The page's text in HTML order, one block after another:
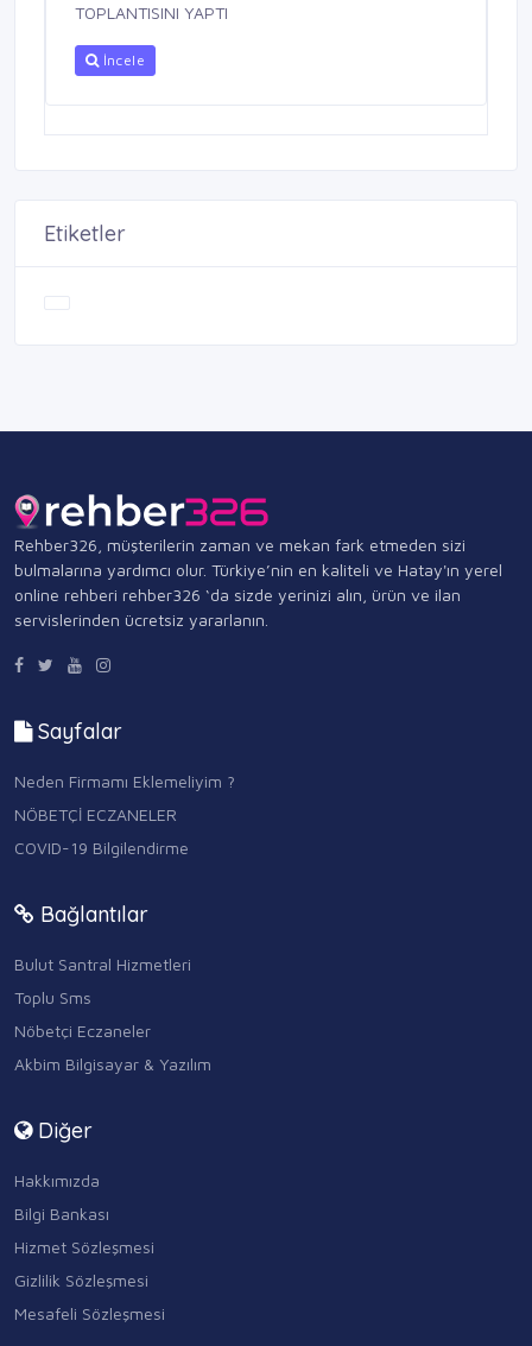
TOPLANTISINI YAPTI
İncele
Etiketler
Rehber326, müşterilerin zaman ve mekan fark etmeden sizi
bulmalarına yardımcı olur. Türkiye’nin en kaliteli ve Hatay'ın yerel
online rehberi rehber326 ‘da sizde yerinizi alın, ürün ve ilan
servislerinden ücretsiz yararlanın.
Sayfalar
Neden Firmamı Eklemeliyim ?
NÖBETÇİ ECZANELER
COVID-19 Bilgilendirme
Bağlantılar
Bulut Santral Hizmetleri
Toplu Sms
Nöbetçi Eczaneler
Akbim Bilgisayar & Yazılım
Diğer
Hakkımızda
Bilgi Bankası
Hizmet Sözleşmesi
Gizlilik Sözleşmesi
Mesafeli Sözleşmesi